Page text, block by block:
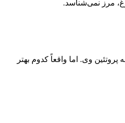
مرز نمی‌شناسد.
وی. اما واقعاً کدوم بهتر